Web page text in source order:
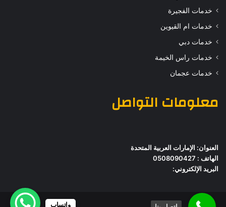
خدمات الفجيرة
خدمات ام القيوين
خدمات دبي
خدمات راس الخيمة
خدمات عجمان
معلومات التواصل
العنوان: الإمارات العربية المتحدة
الهاتف : 0508090427
البريد الإلكتروني:
واتساب